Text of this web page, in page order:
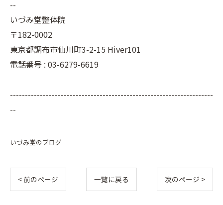
--
いづみ堂整体院
〒182-0002
東京都調布市仙川町3-2-15 Hiver101
電話番号 : 03-6279-6619
--------------------------------------------------------------------
--
いづみ堂のブログ
< 前のページ 一覧に戻る 次のページ >